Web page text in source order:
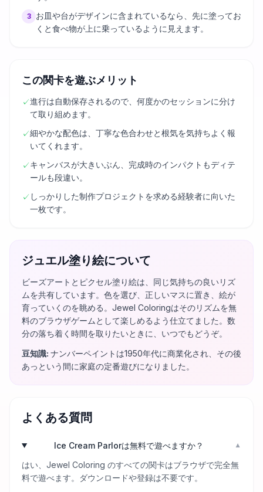
3
お皿や台がデザインに含まれているなら、先に塗ってお
くと食べ物が上に乗っているように見えます。
この関卡を遊ぶメリット
✓進行は自動保存されるので、何度かのセッションに分け
て取り組めます。
✓細やかな配色は、丁寧な色合わせと根気を気持ちよく報
いてくれます。
✓キャンバスが大きいぶん、完成時のインパクトもディテ
ールも段違い。
✓ しっかりした制作プロジェクトを求める経験者に向いた
一枚です。
ジュエル塗り絵について
ビーズアートとピクセル塗り絵は、同じ気持ちの良いリズ
ムを共有しています。色を選び、正しいマスに置き、絵が
育っていくのを眺める。Jewel Coloringはそのリズムを無
料のブラウザゲームとして楽しめるよう仕立てました。数
分の落ち着く時間を取りたいときに、いつでもどうぞ。
豆知識: ナンバーペイントは1950年代に商業化され、その後
あっという間に家庭の定番遊びになりました。
よくある質問
Ice Cream Parlorは無料で遊べますか？ ▼
はい、Jewel Coloring のすべての関卡はブラウザで完全無
料で遊べます。ダウンロードや登録は不要です。